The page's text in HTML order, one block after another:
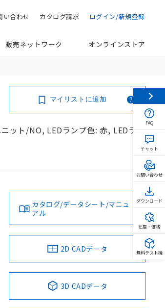
ログイン/新規登録
カタログ請求
い合わせ
販売ネットワーク オンラインストア
ット/NO, LEDランプ色: 赤, LEDラン
マイリストに追加
カタログ/データシート/マニュ
アル
2D CADデータ
3D CADデータ
FAQ
チャット
お問い合わせ
ダウンロード
在庫・価格
無料テスト機